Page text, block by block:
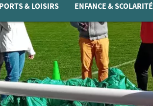
& LOISIRS ENFANCE & SCOLARITÉ